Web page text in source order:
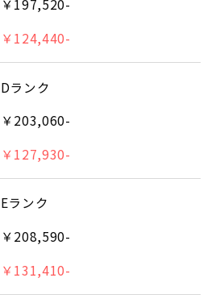
￥197,520-
￥124,440-
Dランク
￥203,060-
￥127,930-
Eランク
￥208,590-
￥131,410-